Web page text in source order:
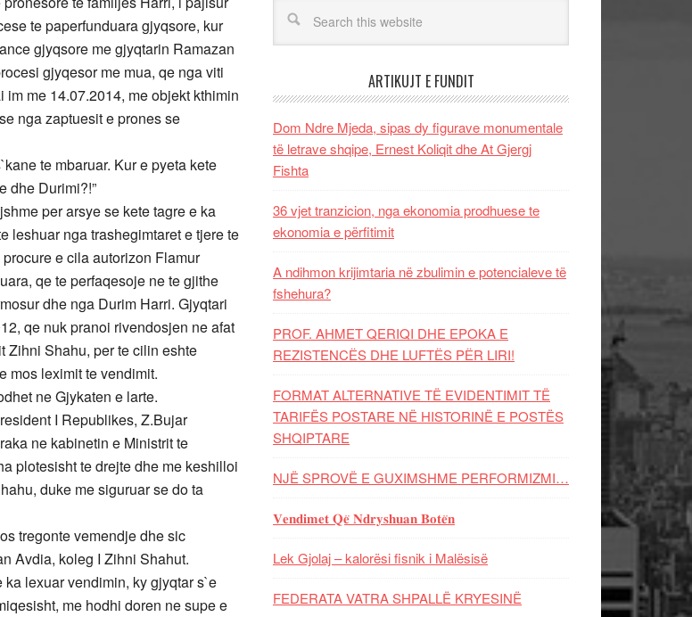
te paperfunduara gjyqsore, kur
gjyqsore me gjyqtarin Ramazan
gjyqesor me mua, qe nga viti
me 14.07.2014, me objekt kthimin
nga zaptuesit e prones se
te mbaruar. Kur e pyeta kete
dhe Durimi?!”
per arsye se kete tagre e ka
leshuar nga trashegimtaret e tjere te
e cila autorizon Flamur
qe te perfaqesoje ne te gjithe
dhe nga Durim Harri. Gjyqtari
qe nuk pranoi rivendosjen ne afat
Zihni Shahu, per te cilin eshte
mos leximit te vendimit.
ne Gjykaten e larte.
I Republikes, Z.Bujar
ne kabinetin e Ministrit te
plotesisht te drejte dhe me keshilloi
duke me siguruar se do ta
tregonte vemendje dhe sic
Avdia, koleg I Zihni Shahut.
lexuar vendimin, ky gjyqtar s`e
me hodhi doren ne supe e
ARTIKUJT E FUNDIT
Dom Ndre Mjeda, sipas dy figurave monumentale
të letrave shqipe, Ernest Koliqit dhe At Gjergj
Fishta
36 vjet tranzicion, nga ekonomia prodhuese te
ekonomia e përfitimit
A ndihmon krijimtaria në zbulimin e potencialeve të
fshehura?
PROF. AHMET QERIQI DHE EPOKA E
REZISTENCЁS DHE LUFTЁS PЁR LIRI!
FORMAT ALTERNATIVE TË EVIDENTIMIT TË
TARIFËS POSTARE NË HISTORINË E POSTËS
SHQIPTARE
NJË SPROVË E GUXIMSHME PERFORMIZMI…
𝐕𝐞𝐧𝐝𝐢𝐦𝐞𝐭 𝐐𝐞̈ 𝐍𝐝𝐫𝐲𝐬𝐡𝐮𝐚𝐧 𝐁𝐨𝐭𝐞̈𝐧
Lek Gjolaj – kalorësi fisnik i Malësisë
FEDERATA VATRA SHPALLË KRYESINË